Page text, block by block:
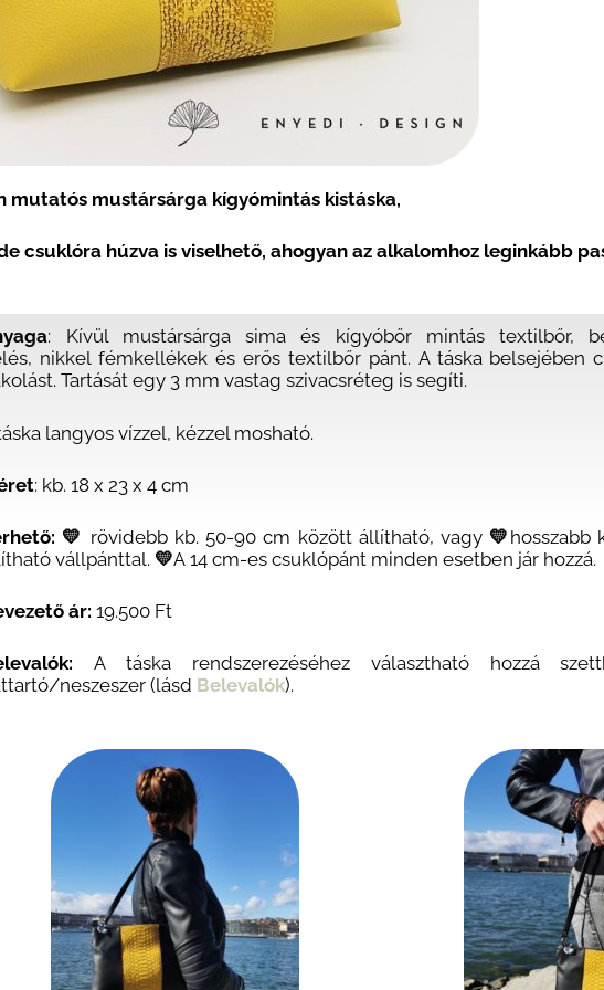
mutatós mustársárga kígyómintás kistáska,
csuklóra húzva is viselhető, ahogyan az alkalomhoz leginkább
: Kívül mustársárga sima és kígyóbőr mintás textilbőr,
nikkel fémkellékek és erős textilbőr pánt. A táska belsejében
Tartását egy 3 mm vastag szivacsréteg is segíti.
langyos vízzel, kézzel mosható.
: kb. 18 x 23 x 4 cm
💛 rövidebb kb. 50-90 cm között állítható, vagy 💛 hosszabb
vállpánttal. 💛A14 cm-es csuklópánt minden esetben jár hozzá.
ár: 19.500 Ft
A táska rendszerezéséhez választható hozzá
neszeszer(lásd Belevalók).